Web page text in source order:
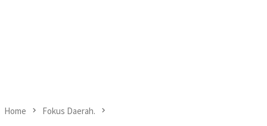
Home Fokus Daerah.